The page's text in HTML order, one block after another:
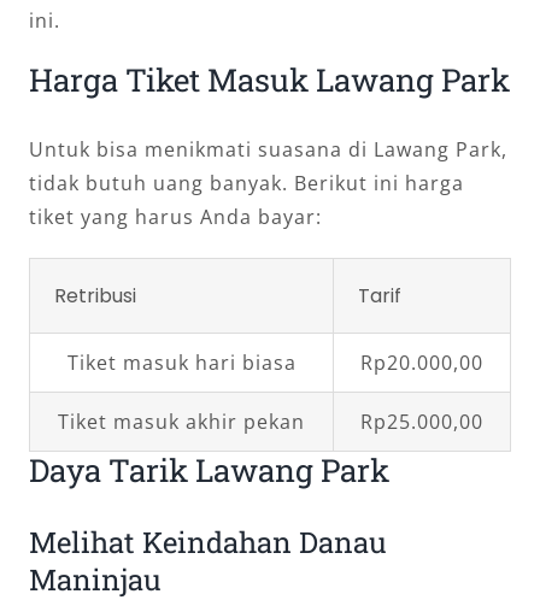
ini.
Harga Tiket Masuk Lawang Park
Untuk bisa menikmati suasana di Lawang Park,
tidak butuh uang banyak. Berikut ini harga
tiket yang harus Anda bayar:
Retribusi Tarif
Tiket masuk hari biasa Rp20.000,00
Tiket masuk akhir pekan Rp25.000,00
Daya Tarik Lawang Park
Melihat Keindahan Danau
Maninjau